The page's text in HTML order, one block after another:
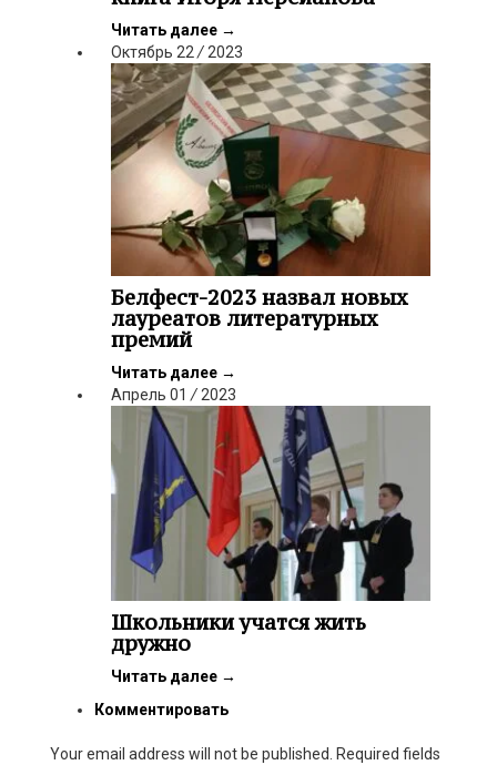
Читать далее →
Октябрь 22 / 2023
Белфест-2023 назвал новых
лауреатов литературных
премий
Читать далее →
Апрель 01 / 2023
Школьники учатся жить
дружно
Читать далее →
Комментировать
Your email address will not be published. Required fields